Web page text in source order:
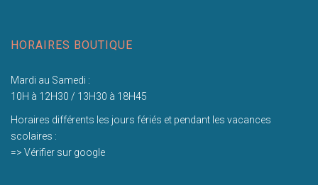
HORAIRES BOUTIQUE
Mardi au Samedi :
10H à 12H30 / 13H30 à 18H45
Horaires différents les jours fériés et pendant les vacances
scolaires :
=> Vérifier sur google